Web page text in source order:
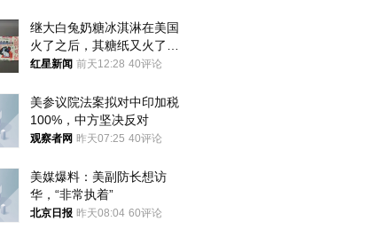
继大白兔奶糖冰淇淋在美国
火了之后，其糖纸又火了！
海外博主盛赞：平面设计经
红星新闻 前天12:28 40评论
美参议院法案拟对中印加税
100%，中方坚决反对
观察者网 昨天07:25 40评论
美媒爆料：美副防长想访
华，“非常执着”
北京日报 昨天08:04 60评论